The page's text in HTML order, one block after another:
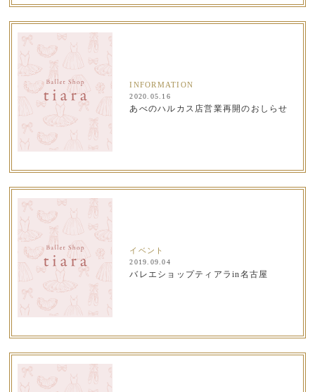
INFORMATION
2020.05.16
あべのハルカス店営業再開のおしらせ
イベント
2019.09.04
バレエショップティアラin名古屋